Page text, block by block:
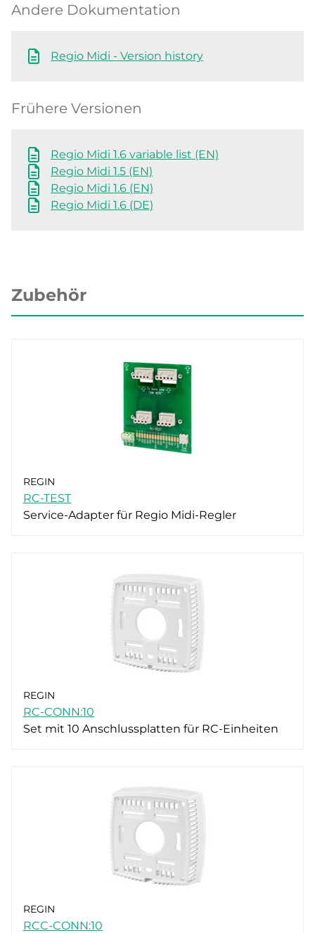
Andere Dokumentation
Regio Midi - Version history
Frühere Versionen
Regio Midi 1.6 variable list (EN)
Regio Midi 1.5 (EN)
Regio Midi 1.6 (EN)
Regio Midi 1.6 (DE)
Zubehör
REGIN
RC-TEST
Service-Adapter für Regio Midi-Regler
REGIN
RC-CONN:10
Set mit 10 Anschlussplatten für RC-Einheiten
REGIN
RCC-CONN:10